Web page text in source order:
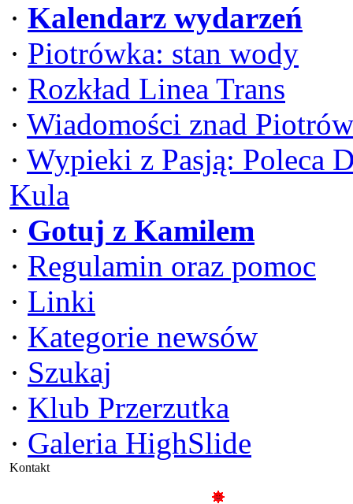
· Kalendarz wydarzeń
· Piotrówka: stan wody
· Rozkład Linea Trans
· Wiadomości znad
· Wypieki z Pasją: Poleca
Kula
· Gotuj z Kamilem
· Regulamin oraz pomoc
· Linki
· Kategorie newsów
· Szukaj
· Klub Przerzutka
· Galeria HighSlide
Kontakt